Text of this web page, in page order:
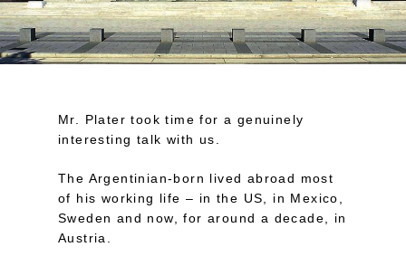
Mr. Plater took time for a genuinely
interesting talk with us.
The Argentinian-born lived abroad most
of his working life – in the US, in Mexico,
Sweden and now, for around a decade, in
Austria.